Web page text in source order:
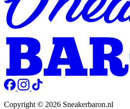
Copyright © 2026 Sneakerbaron.nl